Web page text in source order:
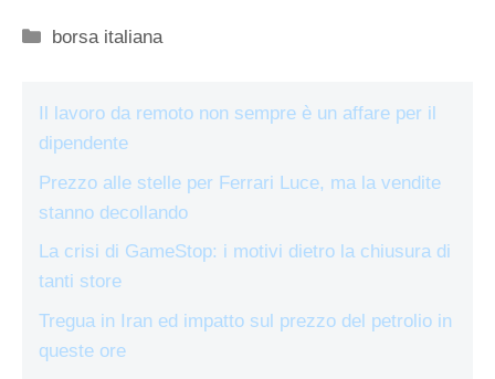
Categorie
borsa italiana
Il lavoro da remoto non sempre è un affare per il
dipendente
Prezzo alle stelle per Ferrari Luce, ma la vendite
stanno decollando
La crisi di GameStop: i motivi dietro la chiusura di
tanti store
Tregua in Iran ed impatto sul prezzo del petrolio in
queste ore